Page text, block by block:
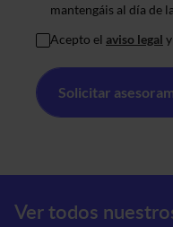
mantengáis al día de
Acepto el aviso legal
Menú Prefooter
Ver todos